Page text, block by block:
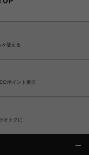
＆使える
ポイント進呈
オトクに